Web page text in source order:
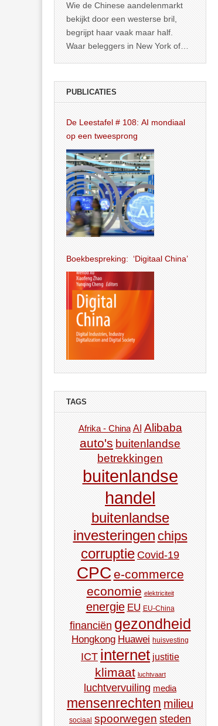
Wie de Chinese aandelenmarkt
bekijkt door een westerse bril,
begrijpt haar vaak maar half.
Waar beleggers in New York of
PUBLICATIES
De Leestafel # 108: AI mondiaal
op een tweesprong
Boekbespreking: ‘Digitaal China’
TAGS
Afrika - China AI Alibaba
auto's buitenlandse
betrekkingen
buitenlandse
handel
buitenlandse
investeringen chips
corruptie Covid-19
CPC e-commerce
economie elektriciteit
energie EU EU-China
financiën gezondheid
Hongkong Huawei huisvesting
ICT internet justitie
klimaat luchtvaart
luchtvervuiling media
mensenrechten milieu
sociaal spoorwegen steden